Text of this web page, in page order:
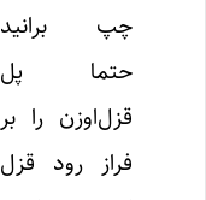
چپ برانید
حتما پل
قزل‌اوزن را بر
فراز رود قزل